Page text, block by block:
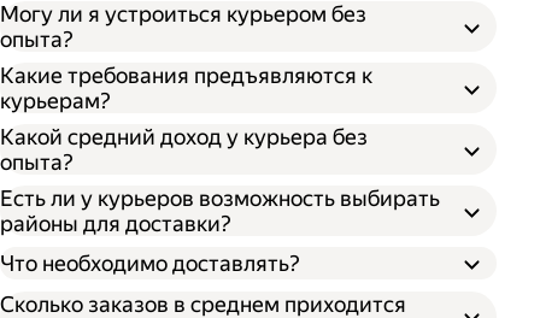
Могу ли я устроиться курьером без
опыта?
Какие требования предъявляются к
курьерам?
Какой средний доход у курьера без
опыта?
Есть ли у курьеров возможность выбирать
районы для доставки?
Что необходимо доставлять?
Сколько заказов в среднем приходится